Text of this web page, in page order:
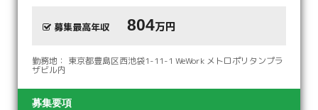
募集最高年収 804万円
勤務地： 東京都豊島区西池袋1-11-1 WeWork メトロポリタンプラ
ザビル内
募集要項